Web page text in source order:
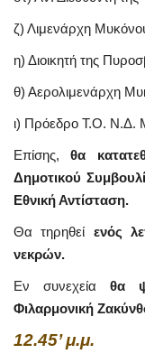
ζ) Λιμενάρχη
η) Διοικητή της
θ) Αερολιμενάρχη
ι) Πρόεδρο Τ.Ο. Ν.Δ.
Επίσης,θα
Δημοτικού
Εθνική Αντίσταση.
Θα τηρηθεί ενός
νεκρών.
Εν συνεχείαθα
Φιλαρμονική
12.45’ μ.μ.